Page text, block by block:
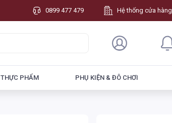
0899 477 479 Hệ thống cửa hàng
THỰC PHẨM PHỤ KIỆN & ĐÔ CHƠI